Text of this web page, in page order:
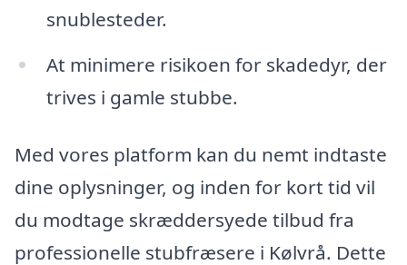
snublesteder.
At minimere risikoen for skadedyr, der
trives i gamle stubbe.
Med vores platform kan du nemt indtaste
dine oplysninger, og inden for kort tid vil
du modtage skræddersyede tilbud fra
professionelle stubfræsere i Kølvrå. Dette